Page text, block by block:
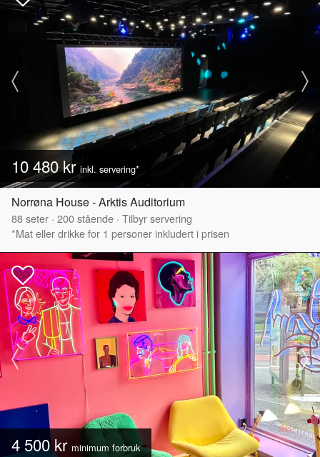
10 480 kr inkl. servering*
Norrøna House - Arktis Auditorium
88seter · 200stående · Tilbyr servering
*Mat eller drikke for 1 personer inkludert i prisen
4 500 kr minimum forbruk